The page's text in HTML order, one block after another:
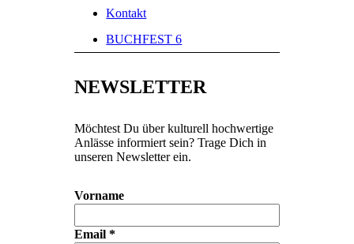
Kontakt
BUCHFEST 6
NEWSLETTER
Möchtest Du über kulturell hochwertige
Anlässe informiert sein? Trage Dich in
unseren Newsletter ein.
Vorname
Email*